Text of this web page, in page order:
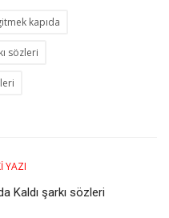
kapıda
sözleri
YAZI
Kaldı şarkı sözleri